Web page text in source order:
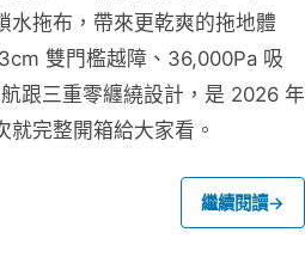
水拖布，帶來更乾爽的拖地體
雙門檻越障、36,000Pa 吸
跟三重零纏繞設計，是 2026 年
完整開箱給大家看。
繼續閱讀→